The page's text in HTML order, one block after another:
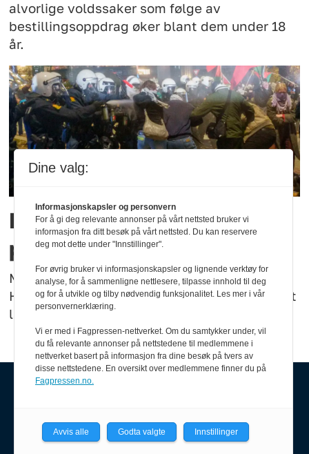
alvorlige voldssaker som følge av
bestillingsoppdrag øker blant dem under 18
år.
Høyre etterlyser
politiforsterkning
Mens Oslo-politiet presses av vakthold, spør
Høyre hvorfor forsterkningsressursen fortsatt
lar vente på seg.
Dine valg:
Informasjonskapsler og personvern
For å gi deg relevante annonser på vårt nettsted bruker vi
informasjon fra ditt besøk på vårt nettsted. Du kan reservere
deg mot dette under "Innstillinger".
For øvrig bruker vi informasjonskapsler og lignende verktøy for
analyse, for å sammenligne nettlesere, tilpasse innhold til deg
og for å utvikle og tilby nødvendig funksjonalitet. Les mer i vår
personvernerklæring.
Vi er med i Fagpressen-nettverket. Om du samtykker under, vil
du få relevante annonser på nettstedene til medlemmene i
nettverket basert på informasjon fra dine besøk på tvers av
disse nettstedene. En oversikt over medlemmene finner du på
Fagpressen.no.
Avvis alle Godta valgte Innstillinger